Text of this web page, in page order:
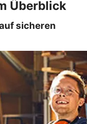
Überblick
sicheren